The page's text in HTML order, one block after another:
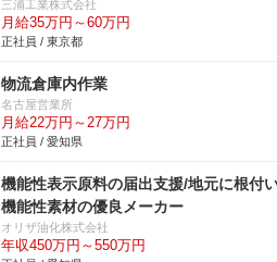
三浦工業株式会社
月給35万円～60万円
正社員 / 東京都
物流倉庫内作業
名古屋営業所
月給22万円～27万円
正社員 / 愛知県
機能性表示原料の届出支援/地元に根付
機能性素材の優良メーカー
オリザ油化株式会社
年収450万円～550万円